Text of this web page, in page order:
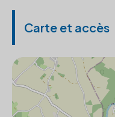
Carte et accès